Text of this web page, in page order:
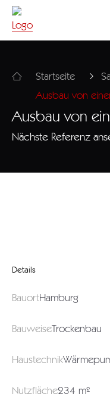
Startseite
Ausbau von
Ausbau von
Nächste Referenz
Details
BauortHamburg
BauweiseTrockenbau
Haustechnik
Nutzfläche234 m²